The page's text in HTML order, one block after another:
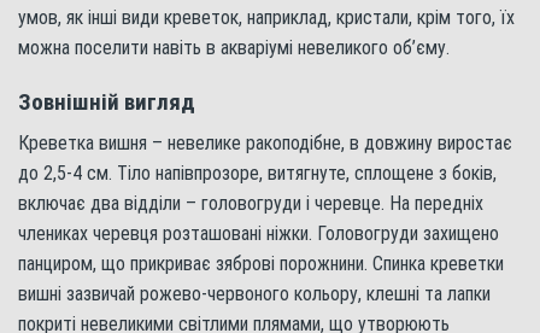
умов, як інші види креветок, наприклад, кристали, крім того, їх
можна поселити навіть в акваріумі невеликого об’єму.
Зовнішній вигляд
Креветка вишня – невелике ракоподібне, в довжину виростає
до 2,5-4 см. Тіло напівпрозоре, витягнуте, сплощене з боків,
включає два відділи – головогруди і черевце. На передніх
члениках черевця розташовані ніжки. Головогруди захищено
панциром, що прикриває зяброві порожнини. Спинка креветки
вишні зазвичай рожево-червоного кольору, клешні та лапки
покриті невеликими світлими плямами, що утворюють